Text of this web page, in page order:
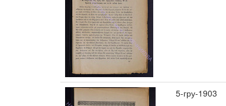
5-гру-1903